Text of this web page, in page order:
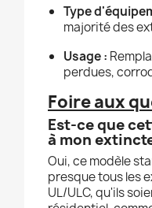
Type
majorité des
Usage :
perdues,
Foire aux
Est-ce que
à mon
Oui, ce modèle
presque tous les
UL/ULC, qu'ils